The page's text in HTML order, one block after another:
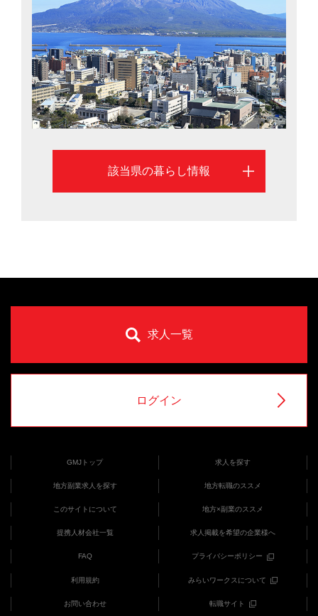
で、ウナギ、カンパチ、ブリ、クロマグロは漁獲量日本
一。豊かな自然の恵みが毎日の食卓に届きます。さら
に、人口10万人当たりの一般病院数は全国2位（2013
年）、刑法犯認知件数の低さは全国8位（2012年）と、
安心・安全に暮らせる環境が整っています。鹿児島市を
中心に、鹿児島県への移住を考える際に役立つ情報を掲
載しています。
該当県の暮らし情報
求人一覧
ログイン
GMJトップ 求人を探す
地方副業求人を探す 地方転職のススメ
このサイトについて 地方×副業のススメ
提携人材会社一覧 求人掲載を希望の企業様へ
FAQ プライバシーポリシー
利用規約 みらいワークスについて
お問い合わせ 転職サイト